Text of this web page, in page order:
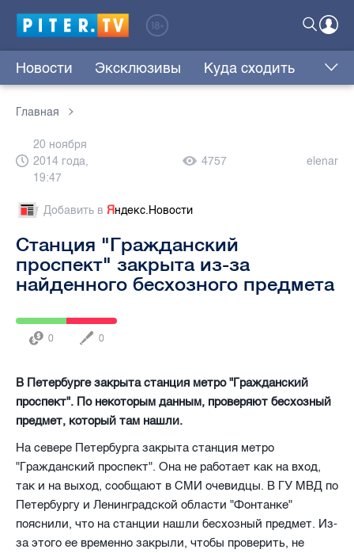
Новости Эксклюзивы Куда сходить
Главная
20 ноября
2014 года,
19:47
4757 elenar
Добавить в Яндекс.Новости
Станция "Гражданский
проспект" закрыта из-за
найденного бесхозного предмета
0 0
В Петербурге закрыта станция метро "Гражданский
проспект". По некоторым данным, проверяют бесхозный
предмет, который там нашли.
На севере Петербурга закрыта станция метро
"Гражданский проспект". Она не работает как на вход,
так и на выход, сообщают в СМИ очевидцы. В ГУ МВД по
Петербургу и Ленинградской области "Фонтанке"
пояснили, что на станции нашли бесхозный предмет. Из-
за этого ее временно закрыли, чтобы проверить, не